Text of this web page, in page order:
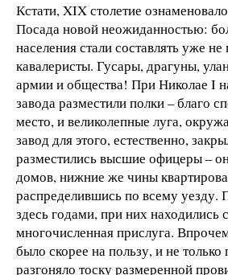
Кстати, XIX столетие
Посада новой неожиданностью:
населения стали составлять уже
кавалеристы. Гусары, драгуны,
армии и общества! При Николае I
завода разместили полки – благо
место, и великолепные луга,
завод для этого, естественно,
разместились высшие офицеры –
домов, нижние же чины
распределившись по всему уезду.
здесь годами, при них находились
многочисленная прислуга.
было скорее на пользу, и не только
разгоняло тоску размеренной